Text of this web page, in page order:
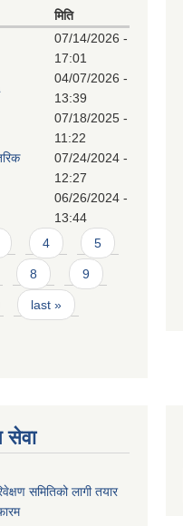
मिति
07/14/2026 -
17:01
04/07/2026 -
13:39
07/18/2025 -
11:22
07/24/2024 -
12:27
06/26/2024 -
13:44
4 5
8 9
last »
सेवा
समितिको लागी तयार